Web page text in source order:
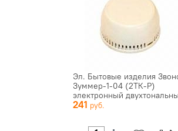
Эл. Бытовые изделия
Зуммер-1-04 (2ТК-Р)
электронный
(...
241